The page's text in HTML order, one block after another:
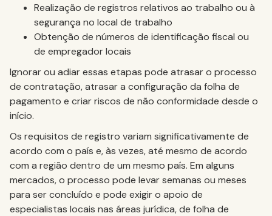
Realização de registros relativos ao trabalho ou à
segurança no local de trabalho
Obtenção de números de identificação fiscal ou
de empregador locais
Ignorar ou adiar essas etapas pode atrasar o processo
de contratação, atrasar a configuração da folha de
pagamento e criar riscos de não conformidade desde o
início.
Os requisitos de registro variam significativamente de
acordo com o país e, às vezes, até mesmo de acordo
com a região dentro de um mesmo país. Em alguns
mercados, o processo pode levar semanas ou meses
para ser concluído e pode exigir o apoio de
especialistas locais nas áreas jurídica, de folha de